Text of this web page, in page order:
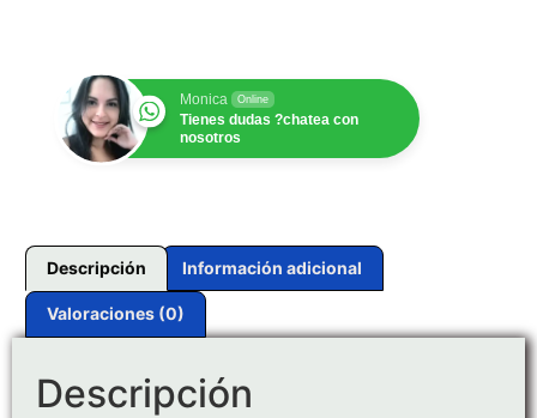
Monica Online
Tienes dudas ?chatea con
nosotros
Descripción Información adicional
Valoraciones (0)
Descripción